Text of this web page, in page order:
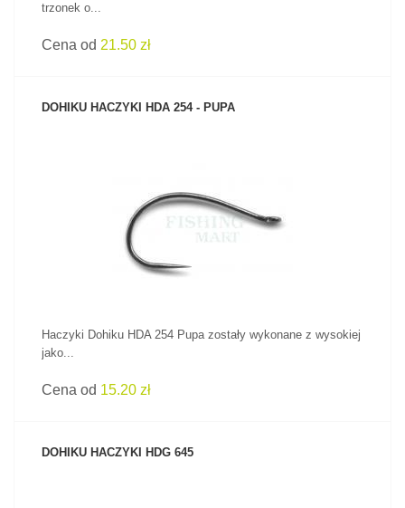
trzonek o...
Cena od 21.50 zł
DOHIKU HACZYKI HDA 254 - PUPA
ZOBACZ PRODUKT
Haczyki Dohiku HDA 254 Pupa zostały wykonane z wysokiej
jako...
Cena od 15.20 zł
DOHIKU HACZYKI HDG 645